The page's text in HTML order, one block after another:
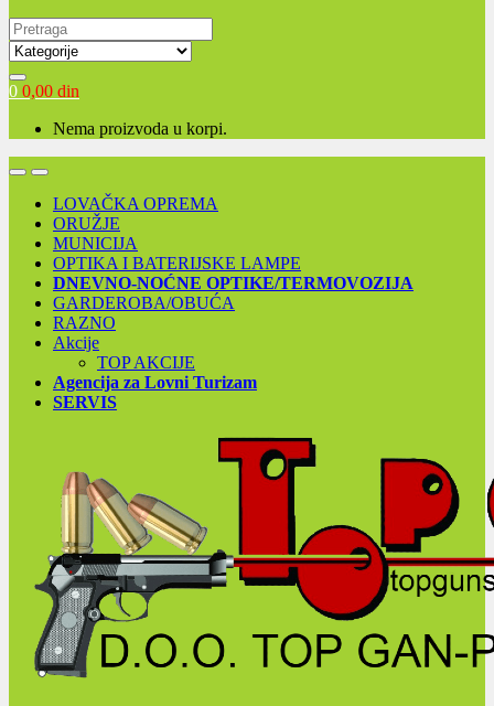
Search for:
0 0,00 din
Nema proizvoda u korpi.
OpenClose
LOVAČKA OPREMA
ORUŽJE
MUNICIJA
OPTIKA I BATERIJSKE LAMPE
DNEVNO-NOĆNE OPTIKE/TERMOVOZIJA
GARDEROBA/OBUĆA
RAZNO
Akcije
TOP AKCIJE
Agencija za Lovni Turizam
SERVIS